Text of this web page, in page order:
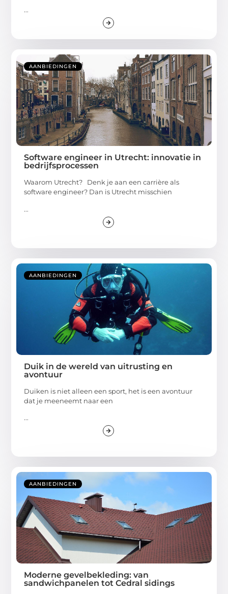
...
AANBIEDINGEN
Software engineer in Utrecht: innovatie in
bedrijfsprocessen
Waarom Utrecht? Denk je aan een carrière als
software engineer? Dan is Utrecht misschien
...
AANBIEDINGEN
Duik in de wereld van uitrusting en
avontuur
Duiken is niet alleen een sport, het is een avontuur
dat je meeneemt naar een
...
AANBIEDINGEN
Moderne gevelbekleding: van
sandwichpanelen tot Cedral sidings